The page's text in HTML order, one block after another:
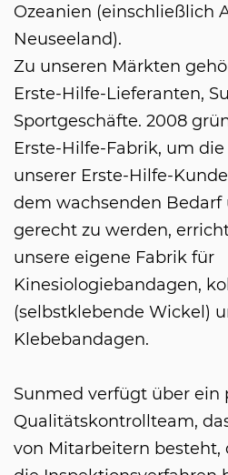
Ozeanien (einschließlich
Neuseeland).
Zu unseren Märkten
Erste-Hilfe-Lieferanten,
Sportgeschäfte. 2008
Erste-Hilfe-Fabrik, um
unserer Erste-Hilfe-
dem wachsenden Bedarf
gerecht zu werden,
unsere eigene Fabrik für
Kinesiologiebandagen,
(selbstklebende Wickel)
Klebebandagen.
Sunmed verfügt über ein
Qualitätskontrollteam,
von Mitarbeitern besteht,